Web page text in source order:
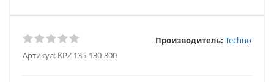
Артикул: KPZ 135-130-800
Производитель: Techno